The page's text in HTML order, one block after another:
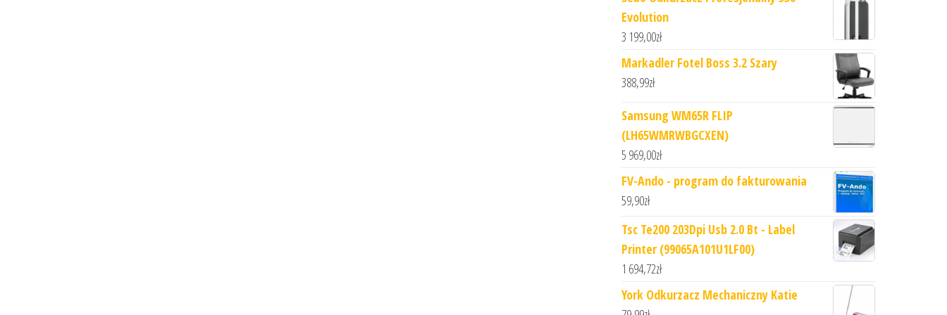
Evolution
3 199,00zł
Markadler Fotel Boss 3.2 Szary
388,99zł
Samsung WM65R FLIP
(LH65WMRWBGCXEN)
5 969,00zł
FV-Ando - program do fakturowania
59,90zł
Tsc Te200 203Dpi Usb 2.0 Bt - Label
Printer (99065A101U1LF00)
1 694,72zł
York Odkurzacz Mechaniczny Katie